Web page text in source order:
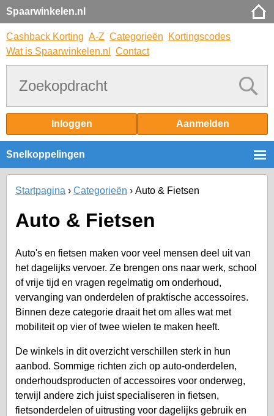
Spaarwinkelen.nl
Cashback Korting A-Z Categorieën
Kortingscodes
Wat is Spaarwinkelen.nl
Contact
Inloggen Aanmelden
Snelkoppelingen
Startpagina Categorieën Auto & Fietsen
Auto & Fietsen
Auto's en fietsen maken voor veel mensen deel uit van
het dagelijks vervoer. Ze brengen ons naar werk, school
of vrije tijd en vragen regelmatig om onderhoud,
vervanging van onderdelen of praktische accessoires.
Binnen deze categorie draait het om alles wat met
mobiliteit op vier of twee wielen te maken heeft.
De winkels in dit overzicht verschillen sterk in hun
aanbod. Sommige richten zich op auto-onderdelen,
onderhoudsproducten of accessoires voor onderweg,
terwijl andere zich juist specialiseren in fietsen,
fietsonderdelen of uitrusting voor dagelijks gebruik en